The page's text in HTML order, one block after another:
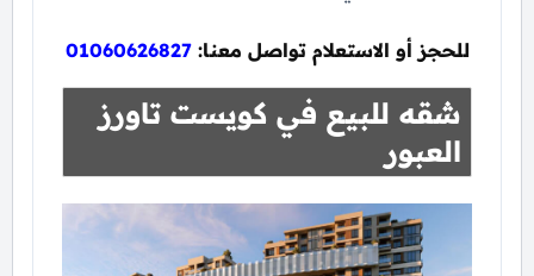
للحجز أو الاستعلام تواصل معنا:01060626827
شقه للبيع في كويست تاورز
العبور